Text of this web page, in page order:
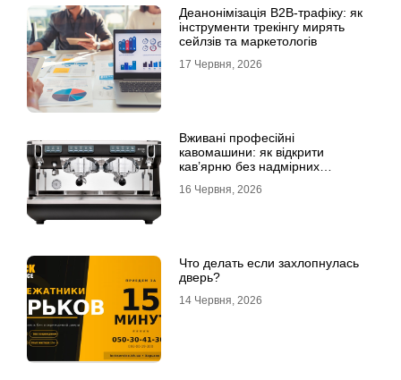
Деанонімізація B2B-трафіку: як
інструменти трекінгу мирять
сейлзів та маркетологів
17 Червня, 2026
Вживані професійні
кавомашини: як відкрити
кав’ярню без надмірних
16 Червня, 2026
Что делать если захлопнулась
дверь?
14 Червня, 2026